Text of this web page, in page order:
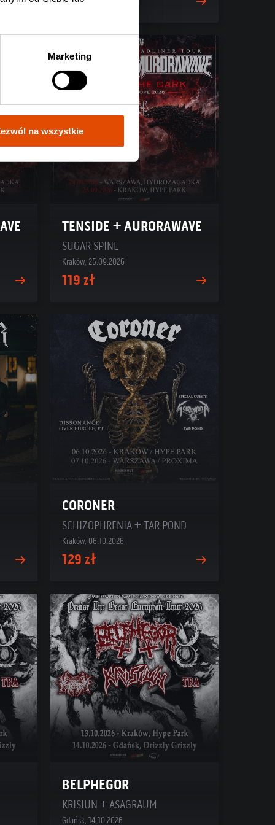
Marketing
na wszystkie
TENSIDE + AURORAWAVE
SUGAR SPINE
Kraków, 25.09.2026
119 zł
CORONER
SCHIZOPHRENIA + TAR POND
Kraków, 06.10.2026
129 zł
BELPHEGOR
KRISIUN + ASAGRAUM
Gdańsk, 14.10.2026